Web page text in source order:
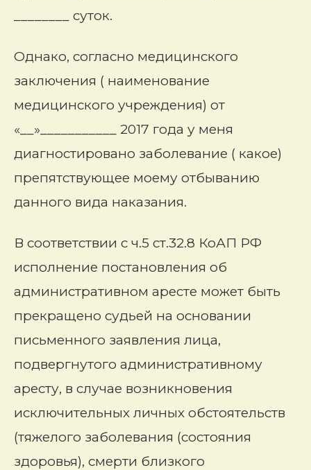
________ суток.
Однако, согласно медицинского
заключения ( наименование
медицинского учреждения) от
«__»___________ 2017 года у меня
диагностировано заболевание ( какое)
препятствующее моему отбыванию
данного вида наказания.
В соответствии с ч.5 ст.32.8 КоАП РФ
исполнение постановления об
административном аресте может быть
прекращено судьей на основании
письменного заявления лица,
подвергнутого административному
аресту, в случае возникновения
исключительных личных обстоятельств
(тяжелого заболевания (состояния
здоровья), смерти близкого